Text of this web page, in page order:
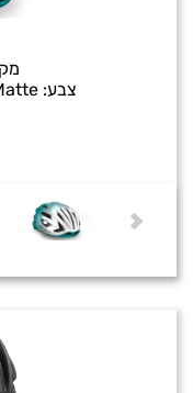
צבע: